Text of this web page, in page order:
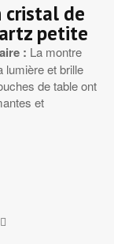
cristal de
petite
: La montre
lumière et brille
de table ont
et